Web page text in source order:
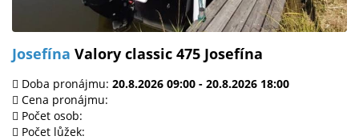
Josefína Valory classic 475 Josefína
Doba pronájmu: 20.8.2026 09:00 - 20.8.2026 18:00
Cena pronájmu:
Počet osob:
Počet lůžek: